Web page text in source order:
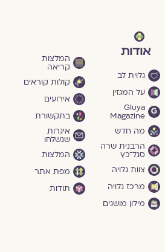
אודות
גלוית לב
על המגזין
Gluya
Magazine
מה חדש
הרבנית שרה
סגל־כץ
צוות גלויה
מרכז גלויה
מילון מושגים
המלצות
קריאה
קולות קוראים
אירועים
בתקשורת
איגרות
שנשלחו
המלצות
מפת אתר
תודות